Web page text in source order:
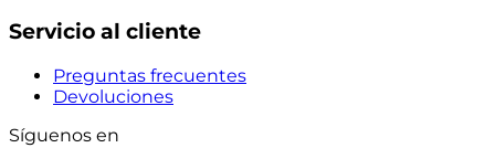
Servicio al cliente
Preguntas frecuentes
Devoluciones
Síguenos en